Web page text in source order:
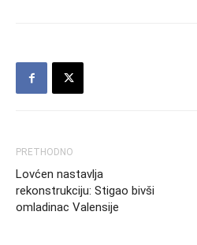
PRETHODNO
Lovćen nastavlja
rekonstrukciju: Stigao bivši
omladinac Valensije